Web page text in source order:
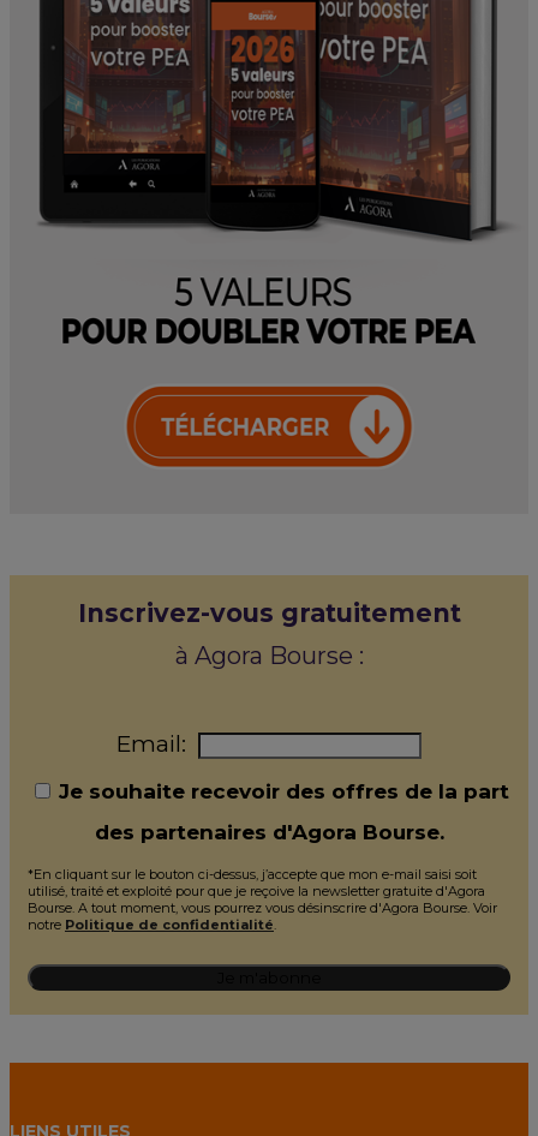
Inscrivez-vous gratuitement
à Agora Bourse :
Email:
Je souhaite recevoir des offres de la part
des partenaires d'Agora Bourse.
*En cliquant sur le bouton ci-dessus, j’accepte que mon e-mail saisi soit
utilisé, traité et exploité pour que je reçoive la newsletter gratuite d'Agora
Bourse. A tout moment, vous pourrez vous désinscrire d'Agora Bourse. Voir
notre Politique de confidentialité.
LIENS UTILES